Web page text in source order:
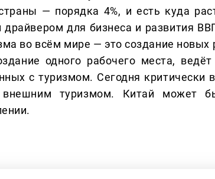
— порядка 4%, и есть куда
для бизнеса и развития
во всём мире — это создание новых
одного рабочего места,
с туризмом. Сегодня критически
внешним туризмом. Китай может